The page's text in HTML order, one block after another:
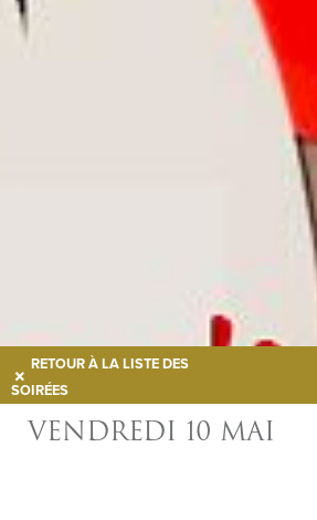
RETOUR À LA LISTE DES
SOIRÉES
VENDREDI 10 MAI